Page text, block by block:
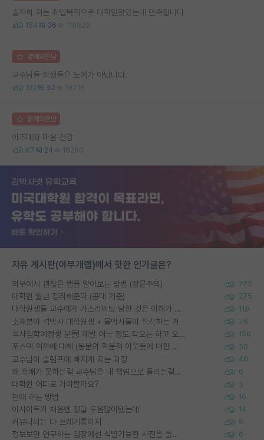
솔직히 저는 취업목적으로 대학원왔었는데 만족합니다
154 36 119829
명예의전당
교수님들 학생들은 노예가 아닙니다.
132 52 19716
명예의전당
아즈매와 마음 건강
87 24 16280
자유 게시판(아무개랩)에서 핫한 인기글은?
외부에서 괜찮은 랩을 알아보는 방법 (장문주의) 275
대학원 월급 정리해준다 (공대 기준) 275
대학원생들 교수에게 가스라이팅 당한 것은 이해가 갑니다. 안타깝네요. 119
소재분야 석박사 대학원생 + 물박사들이 착각하는 거 76
석사입학예정생 분들! 제발 어느 정도 각오는 하고 오세요. 156
포스텍 억까에 대해 (동문의 학문적 아웃풋에 대한 반박) 50
교수님이 슬럼프에 빠지게 되는 과정 40
왜 후배가 못하는걸 교수님은 내 책임으로 돌리는걸까요? 6
대학원 어디로 가야할까요? 5
편애 하는 방법 16
이사이트가 처음엔 정말 도움많이됐는데 14
커뮤니티는 다 쓰레기통이지 6
정보보안 연구하는 입장에선 식별가능한 사진을 올리는건 비추이긴함 6